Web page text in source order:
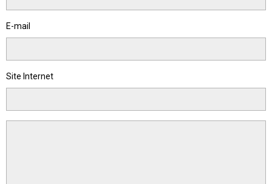
E-mail
Site Internet